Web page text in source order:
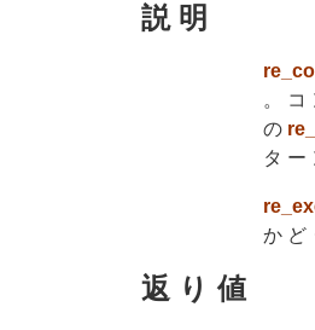
説 明
。 コ
の
タ ー
か ど
返 り 値